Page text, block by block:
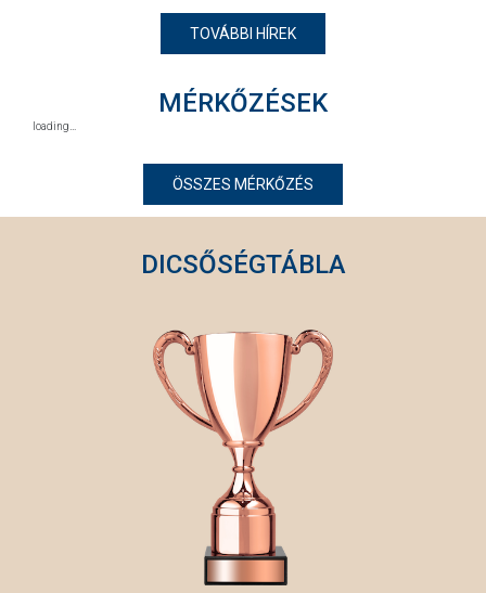
TOVÁBBI HÍREK
MÉRKŐZÉSEK
ÖSSZES MÉRKŐZÉS
DICSŐSÉGTÁBLA